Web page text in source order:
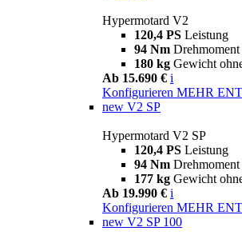
Hypermotard V2
120,4 PS Leistung
94 Nm Drehmoment
180 kg Gewicht
Ab 15.690 € i
Konfigurieren MEHR
new V2 SP
Hypermotard V2 SP
120,4 PS Leistung
94 Nm Drehmoment
177 kg Gewicht
Ab 19.990 € i
Konfigurieren MEHR
new V2 SP 100